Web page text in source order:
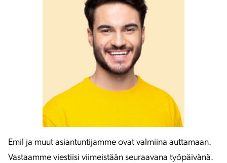
Emil ja muut asiantuntijamme ovat valmiina auttamaan.
Vastaamme viestiisi viimeistään seuraavana työpäivänä.